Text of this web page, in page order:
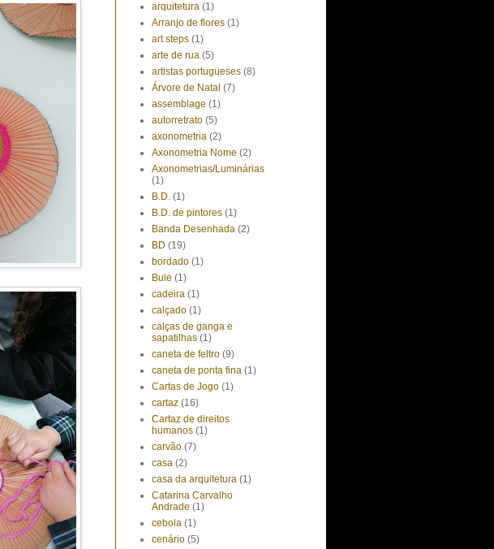
arquitetura (1)
Arranjo de flores (1)
art steps (1)
arte de rua (5)
artistas portugueses (8)
Árvore de Natal (7)
assemblage (1)
autorretrato (5)
axonometria (2)
Axonometria Nome (2)
Axonometrias/Luminárias
(1)
B.D. (1)
B.D. de pintores (1)
Banda Desenhada (2)
BD (19)
bordado (1)
Bule (1)
cadeira (1)
calçado (1)
calças de ganga e
sapatilhas (1)
caneta de feltro (9)
caneta de ponta fina (1)
Cartas de Jogo (1)
cartaz (16)
Cartaz de direitos
humanos (1)
carvão (7)
casa (2)
casa da arquitetura (1)
Catarina Carvalho
Andrade (1)
cebola (1)
cenário (5)